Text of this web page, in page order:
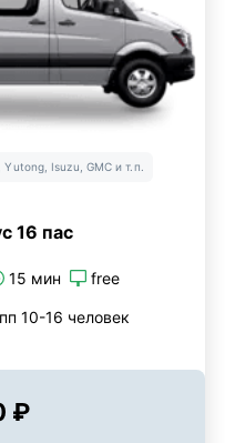
Isuzu, GMC и т.п.
16 пас
15 мин free
10-16 человек
₽